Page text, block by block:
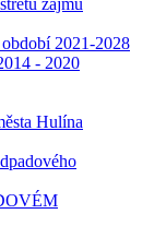
2021-2028
- 2020
Hulína